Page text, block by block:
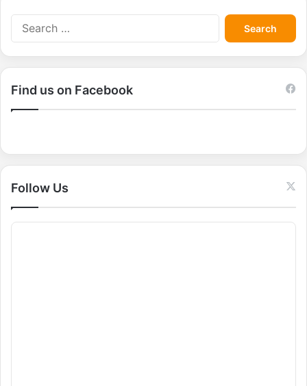
S
e
a
r
r
Find us on Facebook
Follow Us